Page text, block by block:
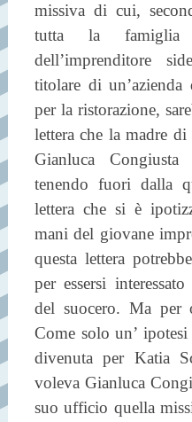
missiva di cui,
tutta la famiglia
dell’imprenditore
titolare di
per la ristorazione,
lettera che la madre
Gianluca
tenendo fuori dalla
lettera che si è
mani del giovane
questa lettera
per essersi
del suocero. Ma per
Come solo un’
divenuta per Katia
voleva Gianluca
suo ufficio quella